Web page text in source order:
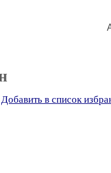
Добавить в список